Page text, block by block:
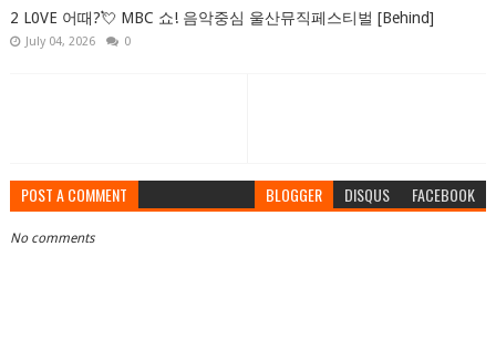
2 L0VE 어때?💘 MBC 쇼! 음악중심 울산뮤직페스티벌 [Behind]
July 04, 2026 0
POST A COMMENT BLOGGER DISQUS FACEBOOK
No comments